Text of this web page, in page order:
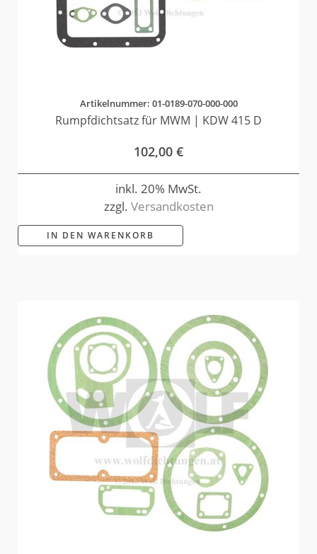
Artikelnummer: 01-0189-070-000-000
Rumpfdichtsatz für MWM | KDW 415 D
102,00 €
inkl. 20% MwSt.
zzgl. Versandkosten
IN DEN WARENKORB